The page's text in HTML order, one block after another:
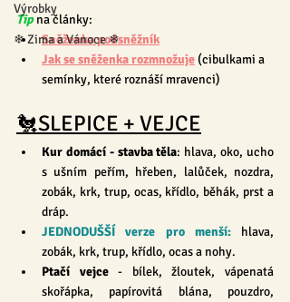
Výrobky
❄ Zima a Vánoce ❄
Tip na články:
Sněženka podsněžník
Jak se sněženka rozmnožuje (cibulkami a
semínky, které roznáší mravenci)
🐔SLEPICE + VEJCE
Kur domácí - stavba těla: hlava, oko, ucho
s ušním peřím, hřeben, lalůček, nozdra,
zobák, krk, trup, ocas, křídlo, běhák, prst a
dráp.
JEDNODUŠŠÍ verze pro menší: hlava,
zobák, krk, trup, křídlo, ocas a nohy.
Ptačí vejce - bílek, žloutek, vápenatá
skořápka, papírovitá blána, pouzdro,